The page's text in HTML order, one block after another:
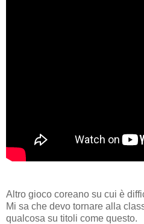
Altro gioco coreano su cui è
Mi sa che devo tornare alla
qualcosa su titoli come questo.